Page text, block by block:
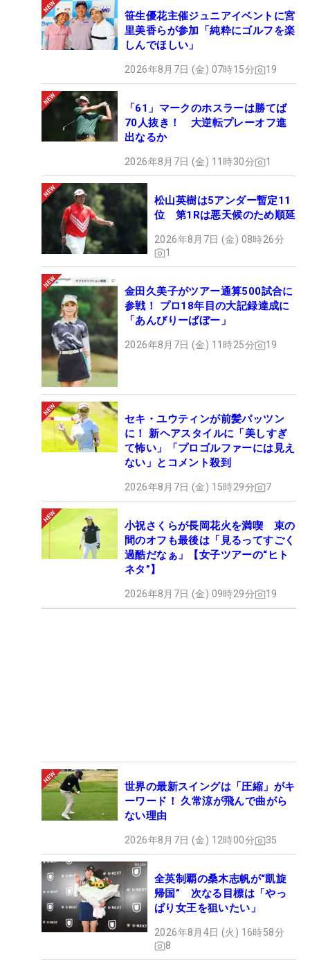
笹生優花主催ジュニアイベントに宮
里美香らが参加「純粋にゴルフを楽
しんでほしい」
2026年8月7日 (金) 07時15分 19
「61」マークのホスラーは勝てば
70人抜き！ 大逆転プレーオフ進
出なるか
2026年8月7日 (金) 11時30分 1
松山英樹は5アンダー暫定11
位 第1Rは悪天候のため順延
2026年8月7日 (金) 08時26分
1
金田久美子がツアー通算500試合に
参戦！ プロ18年目の大記録達成に
「あんびりーばぼー」
2026年8月7日 (金) 11時25分 19
セキ・ユウティンが前髪パッツン
に！ 新ヘアスタイルに「美しすぎ
て怖い」「プロゴルファーには見え
ない」とコメント殺到
2026年8月7日 (金) 15時29分 7
小祝さくらが長岡花火を満喫 束の
間のオフも最後は「見るってすごく
過酷だなぁ」【女子ツアーの“ヒト
ネタ”】
2026年8月7日 (金) 09時29分 19
世界の最新スイングは「圧縮」がキ
ーワード！ 久常涼が飛んで曲がら
ない理由
2026年8月7日 (金) 12時00分 35
全英制覇の桑木志帆が“凱旋
帰国” 次なる目標は「やっ
ぱり女王を狙いたい」
2026年8月4日 (火) 16時58分
8